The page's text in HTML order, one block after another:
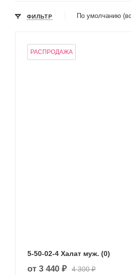
ФИЛЬТР По умолчанию
РАСПРОДАЖА
5-50-02-4 Халат муж. (0)
от 3 440 ₽ 4 300 ₽